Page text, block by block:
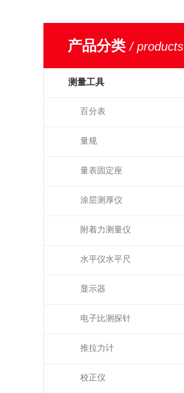
产品分类/ products
测量工具
百分表
量规
量表固定座
涂层测厚仪
附着力测量仪
水平仪水平尺
显示器
电子比测探针
推拉力计
校正仪